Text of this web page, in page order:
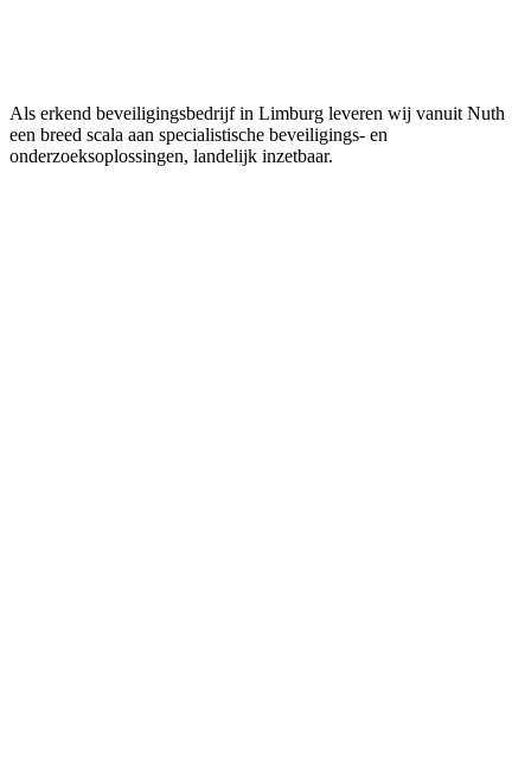
Als erkend beveiligingsbedrijf in Limburg leveren wij vanuit Nuth
een breed scala aan specialistische beveiligings- en
onderzoeksoplossingen, landelijk inzetbaar.